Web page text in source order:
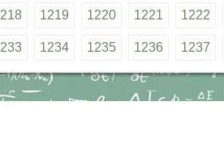
1219 1220 1221 1222
1234 1235 1236 1237